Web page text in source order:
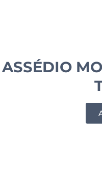
ASSÉDIO